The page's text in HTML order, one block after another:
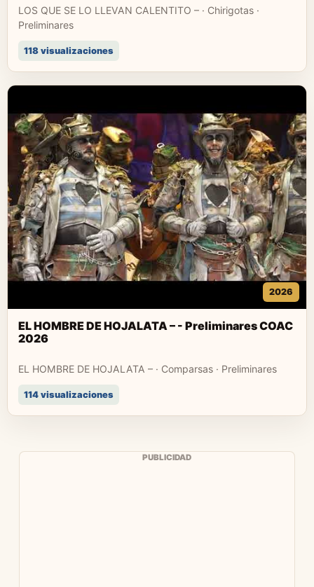
LOS QUE SE LO LLEVAN CALENTITO – · Chirigotas ·
Preliminares
118 visualizaciones
2026
EL HOMBRE DE HOJALATA – - Preliminares COAC
2026
EL HOMBRE DE HOJALATA – · Comparsas · Preliminares
114 visualizaciones
PUBLICIDAD